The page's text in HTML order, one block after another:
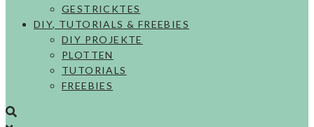
GESTRICKTES
DIY, TUTORIALS & FREEBIES
DIY PROJEKTE
PLOTTEN
TUTORIALS
FREEBIES